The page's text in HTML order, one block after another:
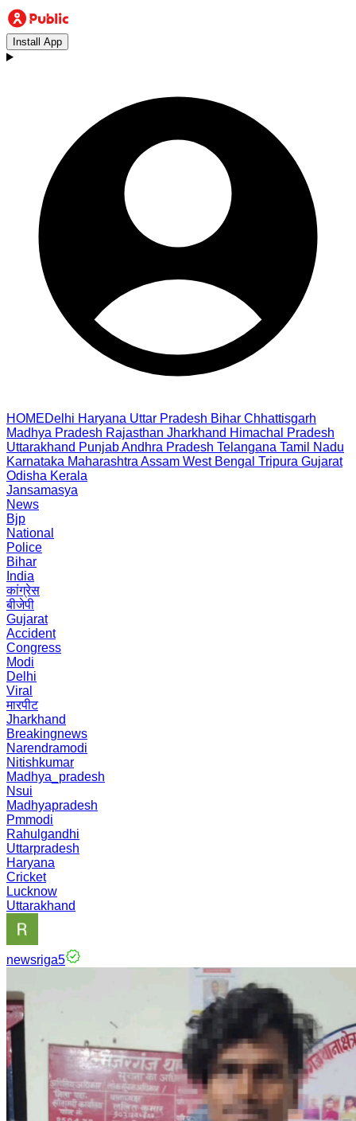
Install App
HOMEDelhi Haryana Uttar Pradesh Bihar Chhattisgarh
Madhya Pradesh Rajasthan Jharkhand Himachal Pradesh
Uttarakhand PunjabAndhra Pradesh Telangana Tamil Nadu
Karnataka Maharashtra Assam West Bengal Tripura Gujarat
Odisha Kerala
Jansamasya
News
Bjp
National
Police
Bihar
India
कांग्रेस
बीजेपी
Gujarat
Accident
Congress
Modi
Delhi
Viral
मारपीट
Jharkhand
Breakingnews
Narendramodi
Nitishkumar
Madhya_pradesh
Nsui
Madhyapradesh
Pmmodi
Rahulgandhi
Uttarpradesh
Haryana
Cricket
Lucknow
Uttarakhand
newsriga5